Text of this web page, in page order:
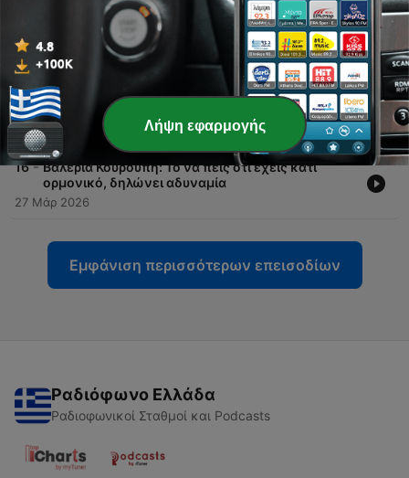
Real Talks: H παχυσαρκία είναι νόσος και είναι η
ώρα να μιλήσουμε με δεδομένα, όχι με
στερεότυπα
13 Ιούλ 2026
17 - Μαρία Κορινθίου: Είναι ευλογία για μια γυναίκα η
εμμηνόπαυση
06 Απρ 2026
16 - Βαλέρια Κουρούπη: Το να πεις ότι έχεις κάτι
ορμονικό, δηλώνει αδυναμία
27 Μάρ 2026
Εμφάνιση περισσότερων επεισοδίων
Ραδιόφωνο Ελλάδα
Ραδιοφωνικοί Σταθμοί και Podcasts
Λήψη εφαρμογής